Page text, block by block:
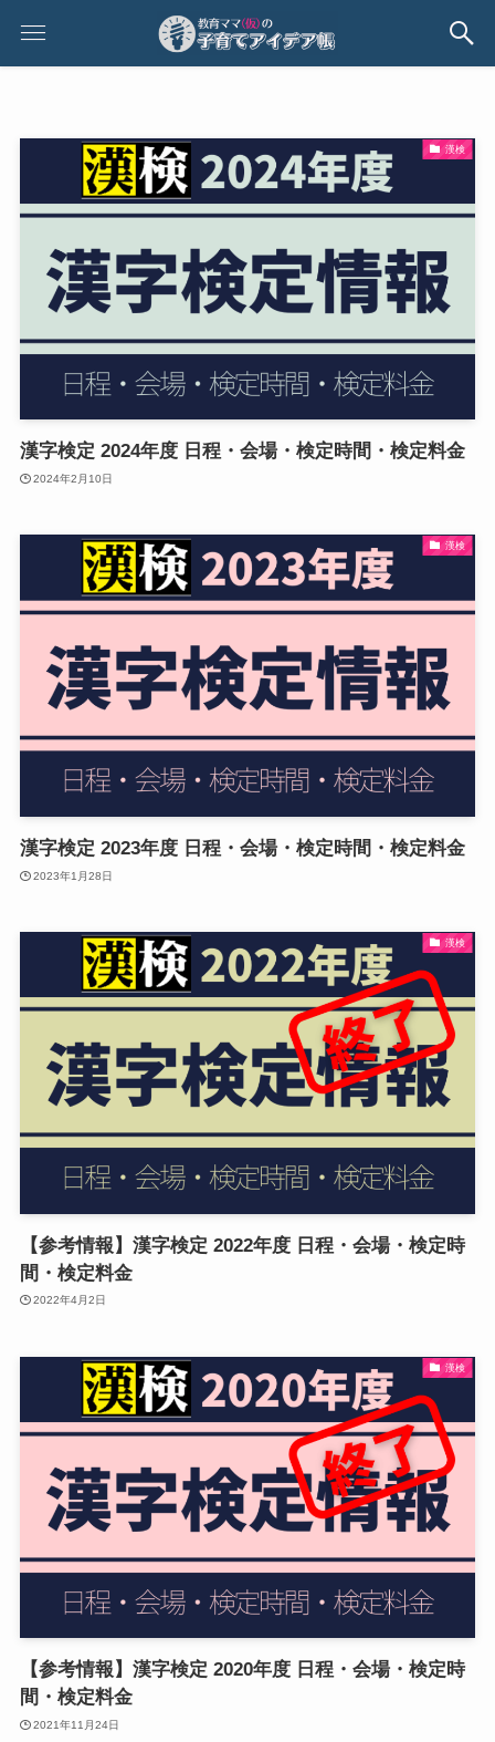
漢検
漢字検定 2024年度 日程・会場・検定時間・検定料金
2024年2月10日
漢検
漢字検定 2023年度 日程・会場・検定時間・検定料金
2023年1月28日
漢検
【参考情報】漢字検定 2022年度 日程・会場・検定時
間・検定料金
2022年4月2日
漢検
【参考情報】漢字検定 2020年度 日程・会場・検定時
間・検定料金
2021年11月24日